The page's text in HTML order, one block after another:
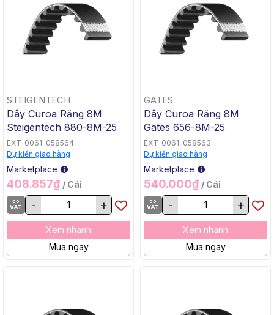
STEIGENTECH
Dây Curoa Răng 8M
Steigentech 880-8M-25
EXT-0061-058564
Dự kiến giao hàng
Marketplace
408.857₫ / Cái
có
VAT
- +
Xem nhanh
Mua ngay
GATES
Dây Curoa Răng 8M
Gates 656-8M-25
EXT-0061-058563
Dự kiến giao hàng
Marketplace
540.000₫ / Cái
có
VAT
- +
Xem nhanh
Mua ngay